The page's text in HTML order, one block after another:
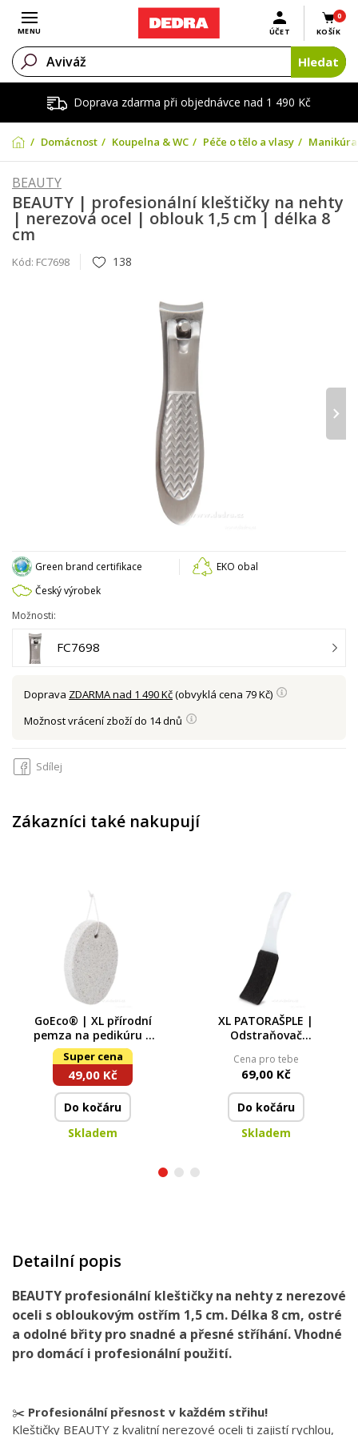
Doprava zdarma při objednávce nad 1 490 Kč
Otevřít menu
MENU
0
KOŠÍK
ÚČET
Hledat
Domácnost Koupelna & WC Péče o tělo a vlasy
BEAUTY
BEAUTY | profesionální kleštičky na nehty
| nerezová ocel | oblouk 1,5 cm | délka 8
cm
Kód: FC7698 138
›
Green brand certifikace
EKO obal
Český výrobek
Možnosti:
FC7698
Doprava ZDARMA nad 1 490 Kč(obvyklá cena 79 Kč)
Možnost vrácení zboží do 14 dnů
Sdílej
Zákazníci také nakupují
GoEco® | XL přírodní
pemza na pedikúru |
na zrohovatělou kůži
na patách
Super cena
49,00 Kč
Do kočáru
Skladem
XL PATORAŠPLE |
Odstraňovač
patách | ergonomická
rašple na chodidla
Cena pro tebe
69,00 Kč
Do kočáru
Skladem
Detailní popis
BEAUTY profesionální kleštičky na nehty z nerezové
oceli s obloukovým ostřím 1,5 cm. Délka 8 cm, ostré
a odolné břity pro snadné a přesné stříhání. Vhodné
pro domácí i profesionální použití.
✂️ Profesionální přesnost v každém střihu!
Kleštičky BEAUTY z kvalitní nerezové oceli ti zajistí rychlou,